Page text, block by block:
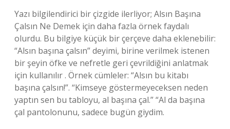
Yazı bilgilendirici bir çizgide ilerliyor; Alsın Başına
Çalsın Ne Demek için daha fazla örnek faydalı
olurdu. Bu bilgiye küçük bir çerçeve daha eklenebilir:
“Alsın başına çalsın” deyimi, birine verilmek istenen
bir şeyin öfke ve nefretle geri çevrildiğini anlatmak
için kullanılır . Örnek cümleler: “Alsın bu kitabı
başına çalsın!”. “Kimseye göstermeyeceksen neden
yaptın sen bu tabloyu, al başına çal.” “Al da başına
çal pantolonunu, sadece bugün giydim.